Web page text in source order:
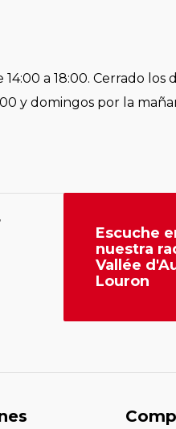
a 18:00. Cerrado
y domingos por la
Escuche
nuestra
Vallée
Louron